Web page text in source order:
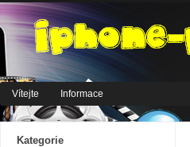
Vítejte Informace
Kategorie